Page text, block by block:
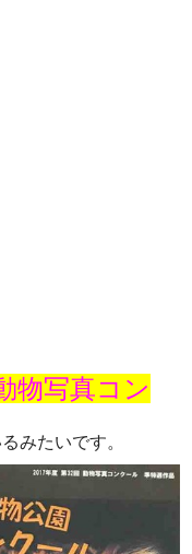
物写真コン
みたいです。